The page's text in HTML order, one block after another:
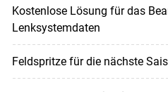
Kostenlose Lösung für das
Lenksystemdaten
Feldspritze für die nächste